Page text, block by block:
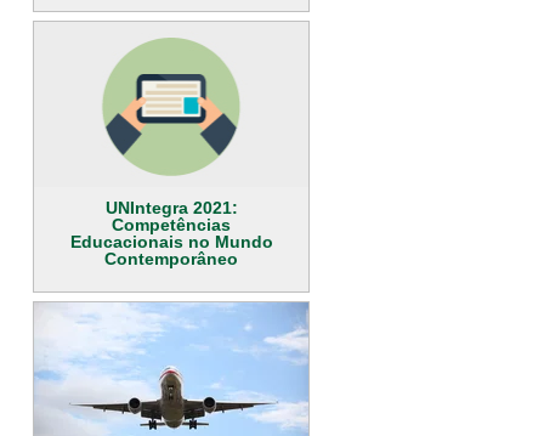
UNIntegra 2021:
Competências
Educacionais no Mundo
Contemporâneo